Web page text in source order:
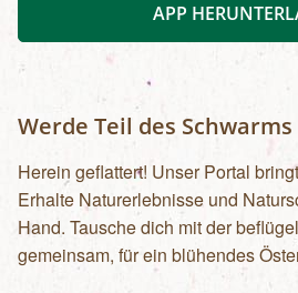
APP
Werde Teil des Schwarms
Herein geflattert! Unser Portal
Erhalte Naturerlebnisse und
Hand. Tausche dich mit der
gemeinsam, für ein blühendes